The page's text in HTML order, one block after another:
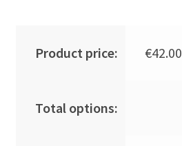
Product price: €42.00
Total options: